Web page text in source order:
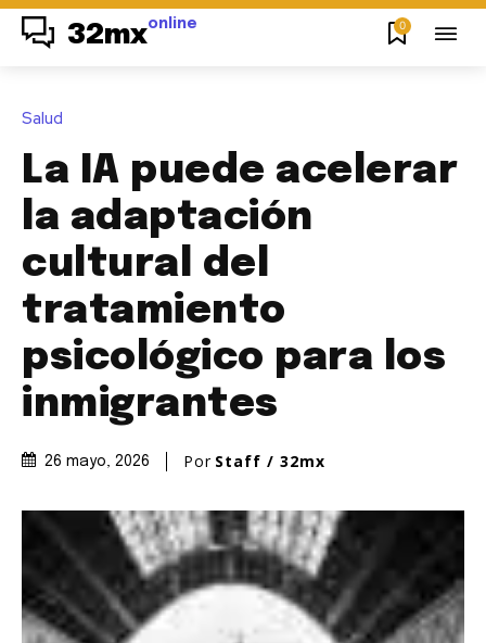
32mxonline 0
Salud
La IA puede acelerar
la adaptación
cultural del
tratamiento
psicológico para los
inmigrantes
26 mayo, 2026 Por Staff / 32mx